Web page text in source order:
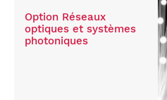
Option Réseaux
optiques et systèmes
photoniques